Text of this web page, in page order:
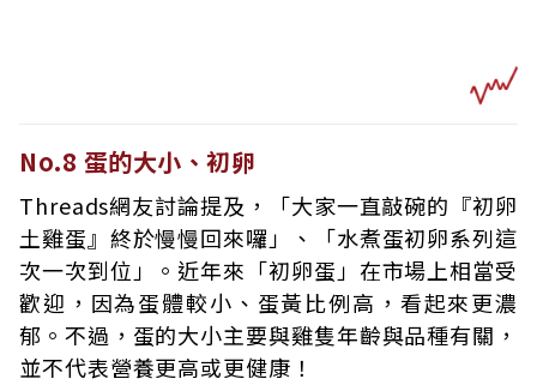
No.8 蛋的大小、初卵
Threads網友討論提及，「大家一直敲碗的『初卵
土雞蛋』終於慢慢回來囉」、「水煮蛋初卵系列這
次一次到位」。近年來「初卵蛋」在市場上相當受
歡迎，因為蛋體較小、蛋黃比例高，看起來更濃
郁。不過，蛋的大小主要與雞隻年齡與品種有關，
並不代表營養更高或更健康！